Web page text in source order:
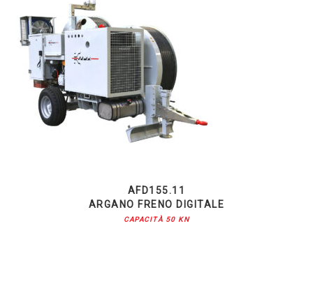
AFD155.11
ARGANO FRENO DIGITALE
CAPACITÀ 50 KN